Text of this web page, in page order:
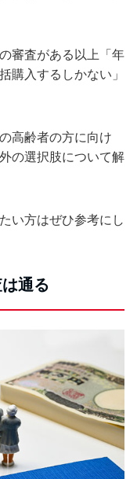
審査がある以上「年
購入するしかない」
高齢者の方に向け
の選択肢について解
い方はぜひ参考にし
通る